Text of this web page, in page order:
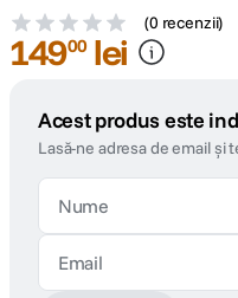
(0 recenzii)
14900 lei
Acest produs este
Lasă-ne adresa de email și